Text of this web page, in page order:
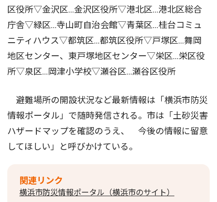
区役所▽金沢区…金沢区役所▽港北区…港北区総合
庁舎▽緑区…寺山町自治会館▽青葉区…桂台コミュ
ニティハウス▽都筑区…都筑区役所▽戸塚区…舞岡
地区センター、東戸塚地区センター▽栄区…栄区役
所▽泉区…岡津小学校▽瀬谷区…瀬谷区役所
避難場所の開設状況など最新情報は「横浜市防災
情報ポータル」で随時発信される。市は「土砂災害
ハザードマップを確認のうえ、 今後の情報に留意
してほしい」と呼びかけている。
関連リンク
横浜市防災情報ポータル（横浜市のサイト）